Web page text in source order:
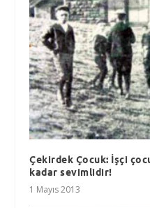
Çekirdek Çocuk: İşçi
kadar sevimlidir!
1 Mayıs 2013